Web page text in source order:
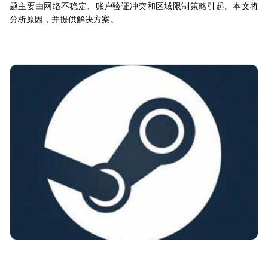
题主要由网络不稳定、账户验证冲突和区域限制策略引起。本文将
分析原因，并提供解决方案。